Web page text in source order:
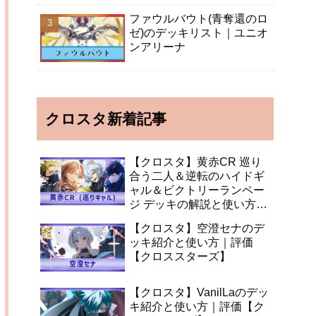
ファウルバウト(青奪還のロ
ゼ)のデッキリスト｜ユニオ
ンアリーナ
クロスタ新着記事
【クロスタ】黄赤CR 巡り
合う二人＆逆転のハイドギ
ャル＆ビクトリーランペー
ジ デッキの解説と使い方
【クロスタ】空澄セナのデ
ッキ紹介と使い方｜評価
【クロススターズ】
【クロスタ】VanilLaのデッ
キ紹介と使い方｜評価【ク